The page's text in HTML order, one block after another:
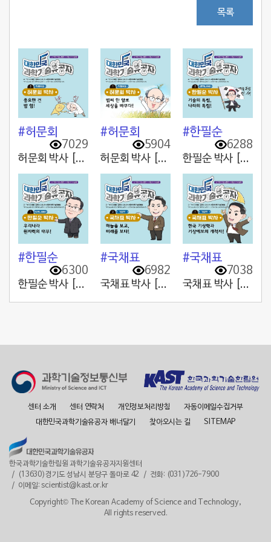
목록
#허문회
7029
허문회 박사 [2. 중요한 건 밥 힘!]
#허문회
5904
허문회 박사 [1. 볍씨 한 알로 세상을 바꾸다!]
#한필순
6288
한필순 박사 [2. 기술의 독립, 나라의 독립!]
#한필순
6300
한필순 박사 [1. 우리나라 원자력의 대부!]
#국채표
6982
국채표 박사 [2. 하늘을 보고, 미래를 보다!]
#국채표
7038
국채표 박사 [1. 한국 기상학과 기상예보의 개척자!]
센터 소개 센터 연락처 개인정보처리방침
자동이메일수집거부
대한민국과학기술유공자 배너달기
찾아오시는 길 SITEMAP
한국과학기술한림원 과학기술유공자지원센터
(13630)경기도 성남시 분당구 돌마로 42
전화: (031)726-7900
이메일: scientist@kast.or.kr
Copyright© The Korean Academy of Science and Technology,
All rights reserved.